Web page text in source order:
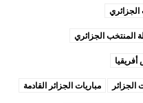
الجزائري
المنتخب الجزائري
الجزائر مباريات الجزائر القادمة